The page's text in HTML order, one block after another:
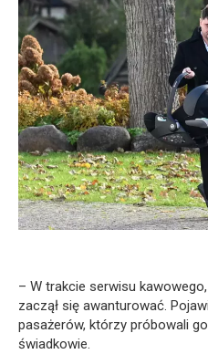
– W trakcie serwisu
zaczął się awanturować.
pasażerów, którzy próbowali
świadkowie.